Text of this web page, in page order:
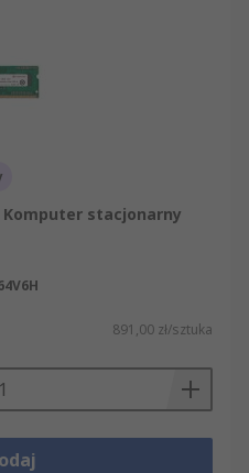
Komputer stacjonarny
891,00 zł/sztuka